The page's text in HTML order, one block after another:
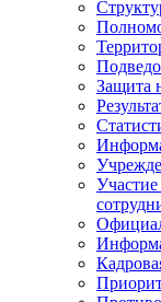
Защита